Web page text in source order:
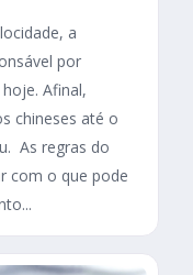
a
por
Afinal,
chineses até o
As regras do
com o que pode